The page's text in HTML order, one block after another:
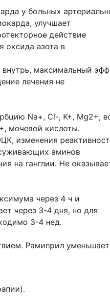
у больных
улучшает
действие
оксида азота в
внутрь, максимальный
лечения не
Na+, Cl-, K+, Mg2+,
мочевой кислоты.
изменения
аминов
на ганглии. Не
через 4 ч и
через 3-4 дня, но для
3-4 нед.
Рамиприл уменьшает